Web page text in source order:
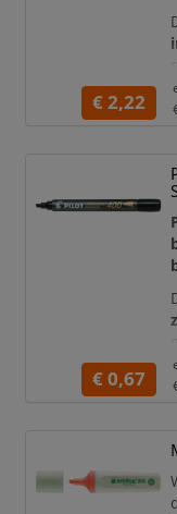
€ 2,22
€ 0,67